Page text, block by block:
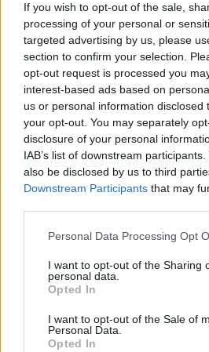
If you wish to opt-out of the sale,
processing of your personal or
targeted advertising by us, please
section to confirm your selection.
opt-out request is processed you
interest-based ads based on
us or personal information disclosed
your opt-out. You may separately
disclosure of your personal
IAB’s list of downstream
also be disclosed by us to third
Downstream Participants that may
Please note that this website/app
not limited to your visit or usage
grant or deny consent to Google
use your data for below specified
consent section.
Personal Data Processing Opt
I want to opt-out of the Sharing
personal data.
Opted In
I want to opt-out of the Sale of
Personal Data.
Opted In
Kövess minket, és értesülj
Facebookon is!
Követem
EDZÉS IZOM GÁSPÁR NIKI